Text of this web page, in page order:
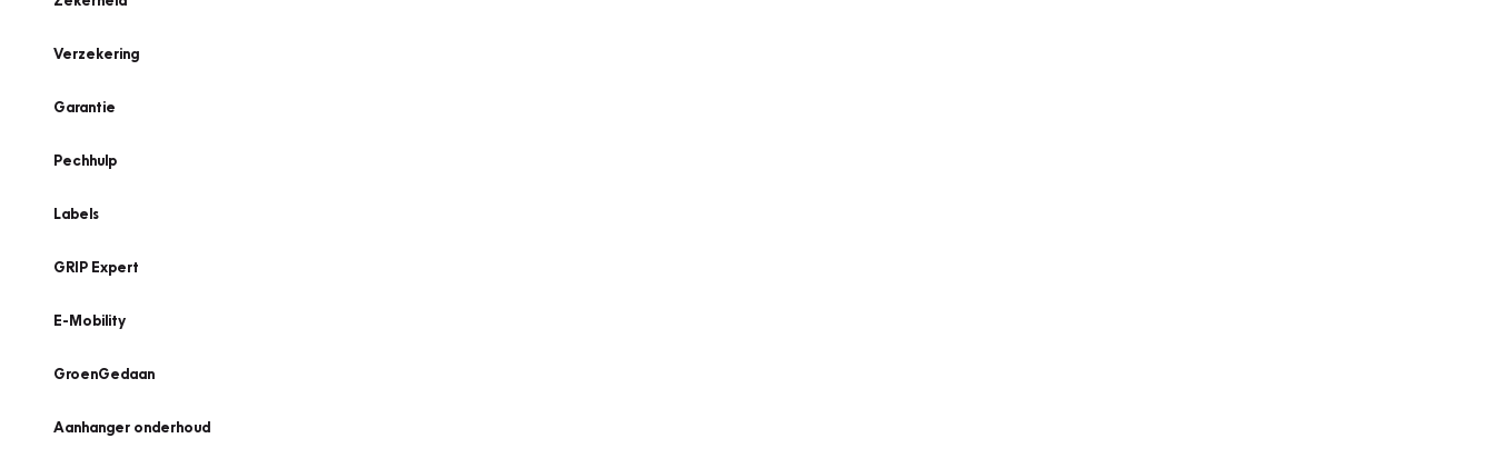
Verzekering
Garantie
Pechhulp
Labels
GRIP Expert
E-Mobility
GroenGedaan
Aanhanger onderhoud